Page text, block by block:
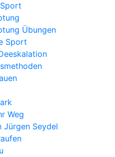
Übungen
Sport
Weg
Jürgen Seydel